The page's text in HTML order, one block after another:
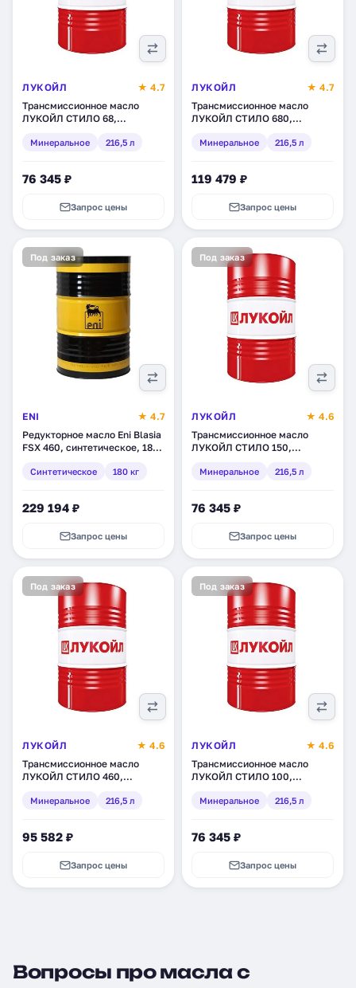
ЛУКОЙЛ
★ 4.7
Трансмиссионное масло
ЛУКОЙЛ СТИЛО 68,
Минеральное 216,5 л
76 345 ₽
Запрос цены
ЛУКОЙЛ
★ 4.7
Трансмиссионное масло
ЛУКОЙЛ СТИЛО 680,
(132970)
Минеральное 216,5 л
119 479 ₽
Запрос цены
Под заказ
ENI
★ 4.7
Редукторное масло Eni Blasia
FSX 460, синтетическое, 180
Синтетическое 180 кг
229 194 ₽
Запрос цены
Под заказ
ЛУКОЙЛ
★ 4.6
Трансмиссионное масло
ЛУКОЙЛ СТИЛО 150,
(132610)
Минеральное 216,5 л
76 345 ₽
Запрос цены
Под заказ
ЛУКОЙЛ
★ 4.6
Трансмиссионное масло
ЛУКОЙЛ СТИЛО 460,
Минеральное 216,5 л
95 582 ₽
Запрос цены
Под заказ
ЛУКОЙЛ
★ 4.6
Трансмиссионное масло
ЛУКОЙЛ СТИЛО 100,
Минеральное 216,5 л
76 345 ₽
Запрос цены
Вопросы про масла с